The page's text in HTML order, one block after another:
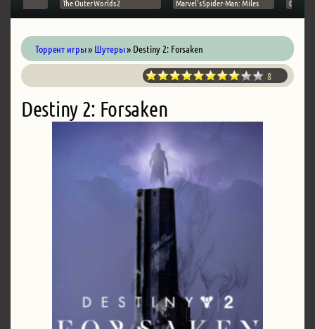
The Outer Worlds 2 Marvel's Spider-Man: Miles Ghost
Торрент игры» Шутеры» Destiny 2: Forsaken
8
Destiny 2: Forsaken